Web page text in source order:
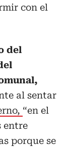
con el
del
al sentar
“en el
entre
porque se